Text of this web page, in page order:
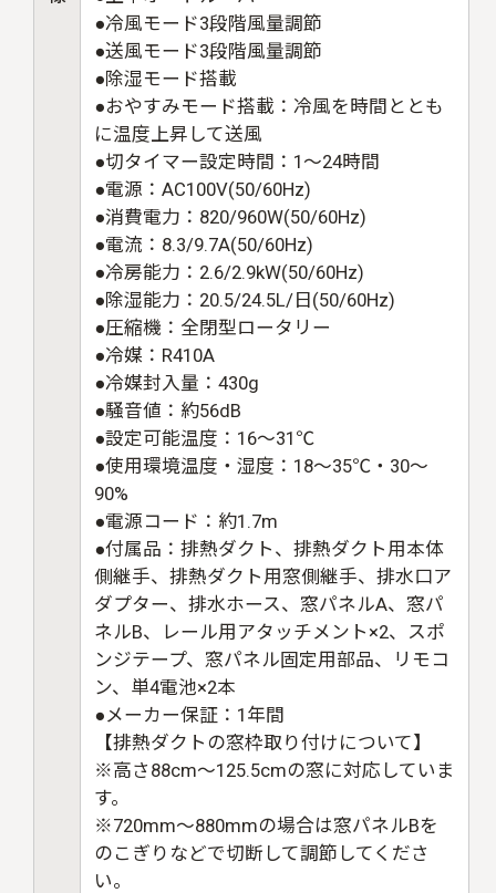
●冷風モード3段階風量調節
●送風モード3段階風量調節
●除湿モード搭載
●おやすみモード搭載：冷風を時間ととも
に温度上昇して送風
●切タイマー設定時間：1〜24時間
●電源：AC100V(50/60Hz)
●消費電力：820/960W(50/60Hz)
●電流：8.3/9.7A(50/60Hz)
●冷房能力：2.6/2.9kW(50/60Hz)
●除湿能力：20.5/24.5L/日(50/60Hz)
●圧縮機：全閉型ロータリー
●冷媒：R410A
●冷媒封入量：430g
●騒音値：約56dB
●設定可能温度：16〜31℃
●使用環境温度・湿度：18〜35℃・30〜
90%
●電源コード：約1.7m
●付属品：排熱ダクト、排熱ダクト用本体
側継手、排熱ダクト用窓側継手、排水口ア
ダプター、排水ホース、窓パネルA、窓パ
ネルB、レール用アタッチメント×2、スポ
ンジテープ、窓パネル固定用部品、リモコ
ン、単4電池×2本
●メーカー保証：1年間
【排熱ダクトの窓枠取り付けについて】
※高さ88cm〜125.5cmの窓に対応していま
す。
※720mm〜880mmの場合は窓パネルBを
のこぎりなどで切断して調節してくださ
い。